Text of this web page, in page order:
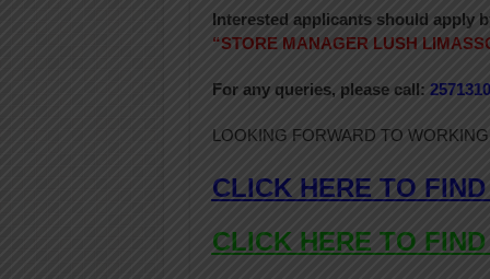
Interested applicants should apply
“STORE MANAGER LUSH
For any queries, please call:
LOOKING FORWARD TO
CLICK HERE TO
CLICK HERE TO